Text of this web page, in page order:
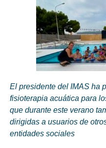
El presidente del IMAS ha
fisioterapia acuática para
que durante este verano
dirigidas a usuarios de
entidades sociales